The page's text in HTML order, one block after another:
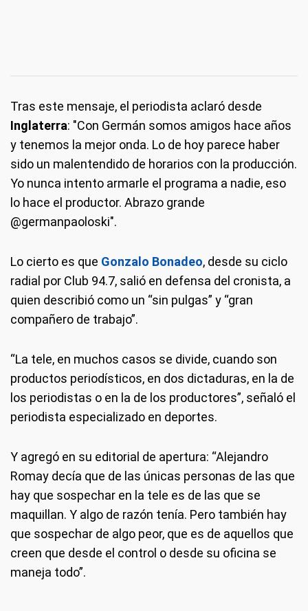
Tras este mensaje, el periodista aclaró desde
Inglaterra: "Con Germán somos amigos hace años
y tenemos la mejor onda. Lo de hoy parece haber
sido un malentendido de horarios con la producción.
Yo nunca intento armarle el programa a nadie, eso
lo hace el productor. Abrazo grande
@germanpaoloski".
Lo cierto es que Gonzalo Bonadeo, desde su ciclo
radial por Club 94.7, salió en defensa del cronista, a
quien describió como un “sin pulgas” y “gran
compañero de trabajo”.
“La tele, en muchos casos se divide, cuando son
productos periodísticos, en dos dictaduras, en la de
los periodistas o en la de los productores”, señaló el
periodista especializado en deportes.
Y agregó en su editorial de apertura: “Alejandro
Romay decía que de las únicas personas de las que
hay que sospechar en la tele es de las que se
maquillan. Y algo de razón tenía. Pero también hay
que sospechar de algo peor, que es de aquellos que
creen que desde el control o desde su oficina se
maneja todo”.